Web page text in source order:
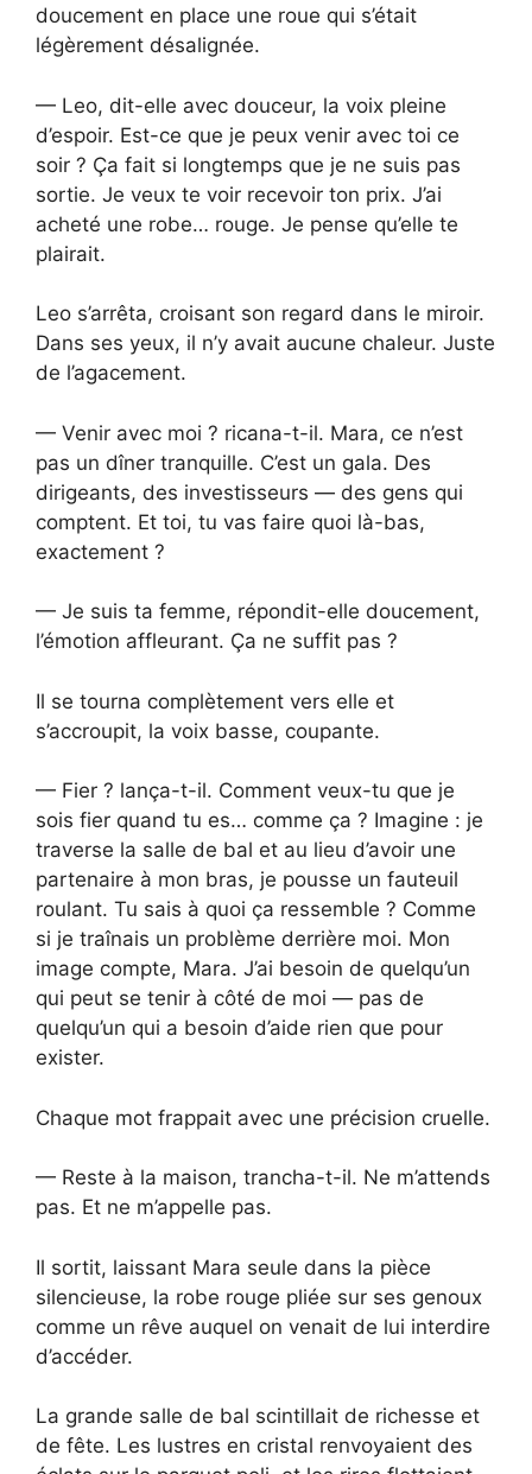
doucement en place une roue qui s’était
légèrement désalignée.
— Leo, dit-elle avec douceur, la voix pleine
d’espoir. Est-ce que je peux venir avec toi ce
soir ? Ça fait si longtemps que je ne suis pas
sortie. Je veux te voir recevoir ton prix. J’ai
acheté une robe… rouge. Je pense qu’elle te
plairait.
Leo s’arrêta, croisant son regard dans le miroir.
Dans ses yeux, il n’y avait aucune chaleur. Juste
de l’agacement.
— Venir avec moi ? ricana-t-il. Mara, ce n’est
pas un dîner tranquille. C’est un gala. Des
dirigeants, des investisseurs — des gens qui
comptent. Et toi, tu vas faire quoi là-bas,
exactement ?
— Je suis ta femme, répondit-elle doucement,
l’émotion affleurant. Ça ne suffit pas ?
Il se tourna complètement vers elle et
s’accroupit, la voix basse, coupante.
— Fier ? lança-t-il. Comment veux-tu que je
sois fier quand tu es… comme ça ? Imagine : je
traverse la salle de bal et au lieu d’avoir une
partenaire à mon bras, je pousse un fauteuil
roulant. Tu sais à quoi ça ressemble ? Comme
si je traînais un problème derrière moi. Mon
image compte, Mara. J’ai besoin de quelqu’un
qui peut se tenir à côté de moi — pas de
quelqu’un qui a besoin d’aide rien que pour
exister.
Chaque mot frappait avec une précision cruelle.
— Reste à la maison, trancha-t-il. Ne m’attends
pas. Et ne m’appelle pas.
Il sortit, laissant Mara seule dans la pièce
silencieuse, la robe rouge pliée sur ses genoux
comme un rêve auquel on venait de lui interdire
d’accéder.
La grande salle de bal scintillait de richesse et
de fête. Les lustres en cristal renvoyaient des